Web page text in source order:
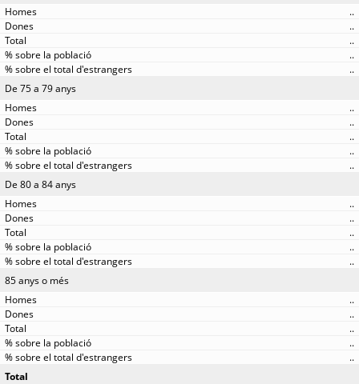
..
..
..
..
..
De 75 a 79 anys
..
..
..
..
..
De 80 a 84 anys
..
..
..
..
..
85 anys o més
..
..
..
..
..
Total